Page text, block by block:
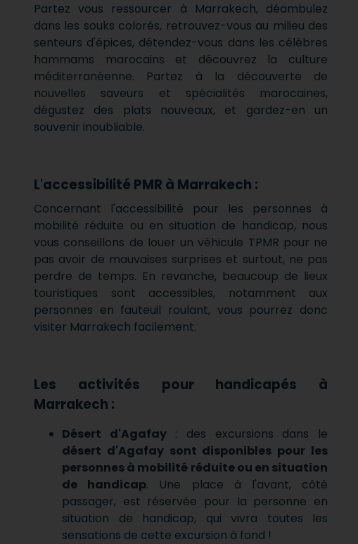
Partez vous ressourcer à Marrakech, déambulez
dans les souks colorés, retrouvez-vous au milieu des
senteurs d'épices, détendez-vous dans les célèbres
hammams marocains et découvrez la culture
méditerranéenne. Partez à la découverte de
nouvelles saveurs et spécialités marocaines,
dégustez des plats nouveaux, et gardez-en un
souvenir inoubliable.
L'accessibilité PMR à Marrakech :
Concernant l'accessibilité pour les personnes à
mobilité réduite ou en situation de handicap, nous
vous conseillons de louer un véhicule TPMR pour ne
pas avoir de mauvaises surprises et surtout, ne pas
perdre de temps. En revanche, beaucoup de lieux
touristiques sont accessibles, notamment aux
personnes en fauteuil roulant, vous pourrez donc
visiter Marrakech facilement.
Les activités pour handicapés à
Marrakech :
Désert d'Agafay: des excursions dans le
désert d'Agafay sont disponibles pour les
personnes à mobilité réduite ou en situation
de handicap. Une place à l'avant, côté
passager, est réservée pour la personne en
situation de handicap, qui vivra toutes les
sensations de cette excursion à fond !